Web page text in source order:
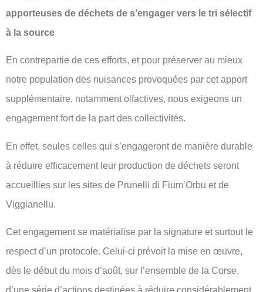
apporteuses de déchets de s’engager vers le tri sélectif
à la source
En contrepartie de ces efforts, et pour préserver au mieux
notre population des nuisances provoquées par cet apport
supplémentaire, notamment olfactives, nous exigeons un
engagement fort de la part des collectivités.
En effet, seules celles qui s’engageront de manière durable
à réduire efficacement leur production de déchets seront
accueillies sur les sites de Prunelli di Fium’Orbu et de
Viggianellu.
Cet engagement se matérialise par la signature et surtout le
respect d’un protocole. Celui-ci prévoit la mise en œuvre,
dès le début du mois d’août, sur l’ensemble de la Corse,